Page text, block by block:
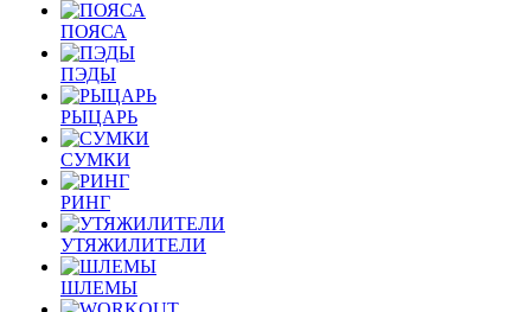
ПОЯСА
ПЭДЫ
РЫЦАРЬ
СУМКИ
РИНГ
УТЯЖИЛИТЕЛИ
ШЛЕМЫ